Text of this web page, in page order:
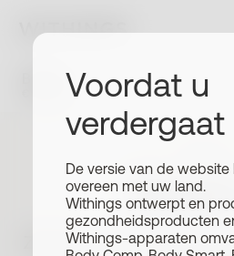
Voordat u
verdergaat
De versie van de website
overeen met uw land.
Withings ontwerpt en
gezondheidsproducten
Withings-apparaten
BeamO
NIEUW
Zorg voor je dierbaren,